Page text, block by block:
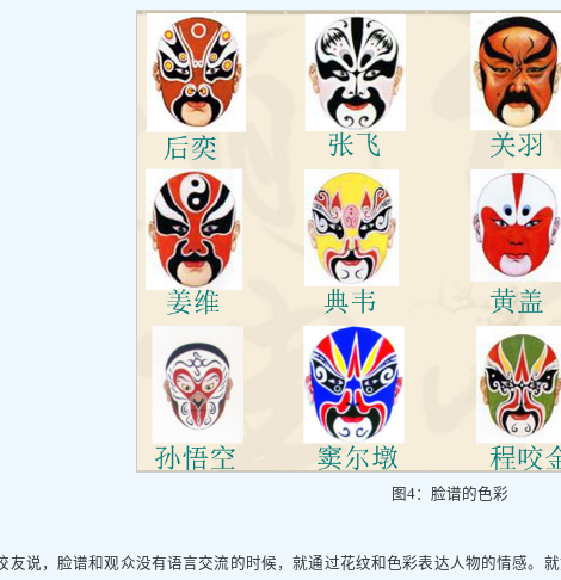
图4：脸谱的色彩
友说，脸谱和观众没有语言交流的时候，就通过花纹和色彩表达人物的情感。